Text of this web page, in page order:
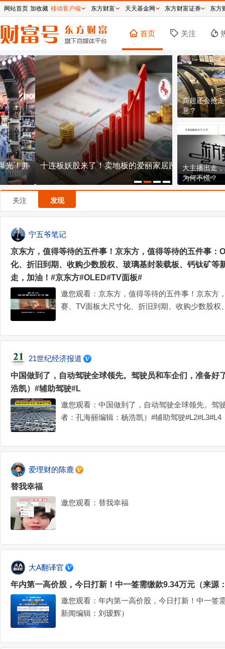
首页 关注
十连板妖股来了！卖地板的爱丽家居跨界造芯
国泰航空的
运的长空博弈
商超还会抢
意？
大主播出走
为何不慌？
关注 发现
宁五爷笔记
京东方，值得等待的五件事！京东方，值得等待的五件事：
化、折旧到期、收购少数股权、玻璃基封装载板、钙钛矿等
走，加油！#京东方#OLED#TV面板#
邀您观看：京东方，值得等待的五件事！京东方
赛、TV面板大尺寸化、折旧到期、收购少数股
21世纪经济报道
中国做到了，自动驾驶全球领先。驾驶员和车企们，准备好
浩凯）#辅助驾驶#L
邀您观看：中国做到了，自动驾驶全球领先。驾
者：孔海丽编辑：杨浩凯）#辅助驾驶#L2#L3#L4
爱理财的陈鹿
替我幸福
邀您观看：替我幸福
大A翻译官
年内第一高价股，今日打新！中一签需缴款9.34万元（来源
邀您观看：年内第一高价股，今日打新！中一签
新闻编辑：刘瑷辉）
网站首页 加收藏 移动客户端 东方财富 天天基金网 东方财富证券 东方